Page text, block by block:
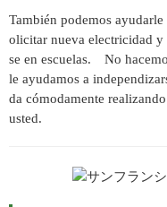
También podemos
olicitar nueva electricidad
se en escuelas. No
le ayudamos a
da cómodamente
usted.